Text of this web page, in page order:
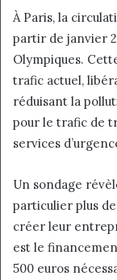
À Paris, la
partir de janvier
Olympiques.
trafic actuel,
réduisant la
pour le trafic de
services
Un sondage
particulier plus
créer leur
est le
500 euros